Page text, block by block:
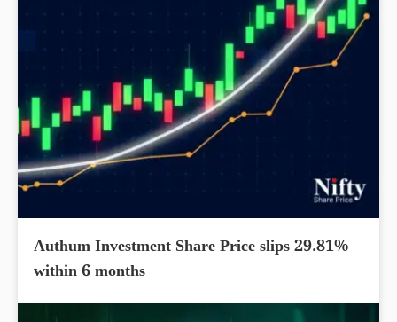
Authum Investment Share Price slips 29.81%
within 6 months